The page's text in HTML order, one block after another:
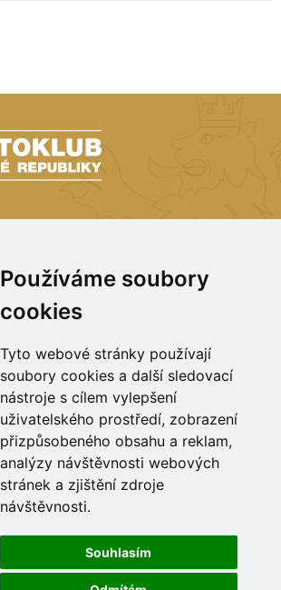
Používáme soubory
cookies
Tyto webové stránky používají
soubory cookies a další sledovací
nástroje s cílem vylepšení
uživatelského prostředí, zobrazení
přizpůsobeného obsahu a reklam,
analýzy návštěvnosti webových
stránek a zjištění zdroje
návštěvnosti.
Souhlasím
224 (sekretariat)
(členství)